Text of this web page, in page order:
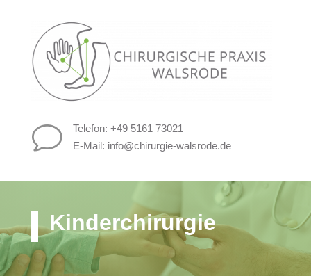
v
Telefon: +49 5161 73021
E-Mail: info@chirurgie-walsrode.de
Kinderchirurgie